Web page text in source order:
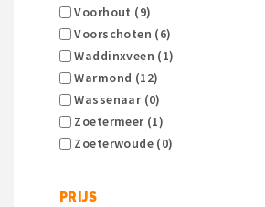
Voorhout (9)
Voorschoten (6)
Waddinxveen (1)
Warmond (12)
Wassenaar (0)
Zoetermeer (1)
Zoeterwoude (0)
PRIJS